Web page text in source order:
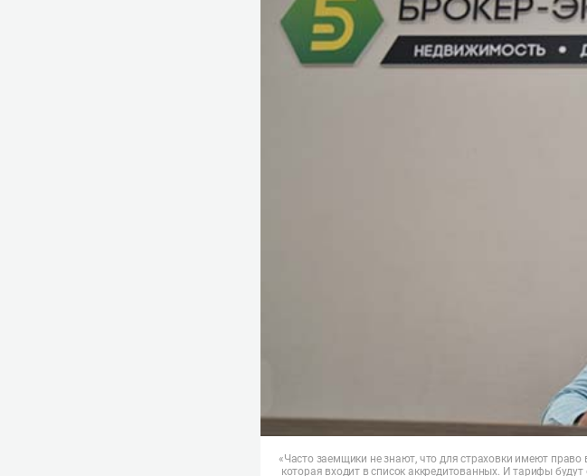
«Часто заемщики не знают, что для страховки имеют
которая входит в список аккредитованных. И тарифы будут